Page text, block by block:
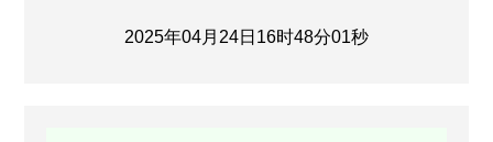
2025年04月24日16时48分01秒